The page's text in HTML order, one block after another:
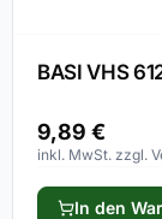
BASI VHS
9,89 €
inkl. MwSt. zzgl.
In den